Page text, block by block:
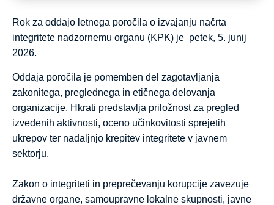
Rok za oddajo letnega poročila o izvajanju načrta
integritete nadzornemu organu (KPK) je petek, 5. junij
2026.
Oddaja poročila je pomemben del zagotavljanja
zakonitega, preglednega in etičnega delovanja
organizacije. Hkrati predstavlja priložnost za pregled
izvedenih aktivnosti, oceno učinkovitosti sprejetih
ukrepov ter nadaljnjo krepitev integritete v javnem
sektorju.
Zakon o integriteti in preprečevanju korupcije zavezuje
državne organe, samoupravne lokalne skupnosti, javne